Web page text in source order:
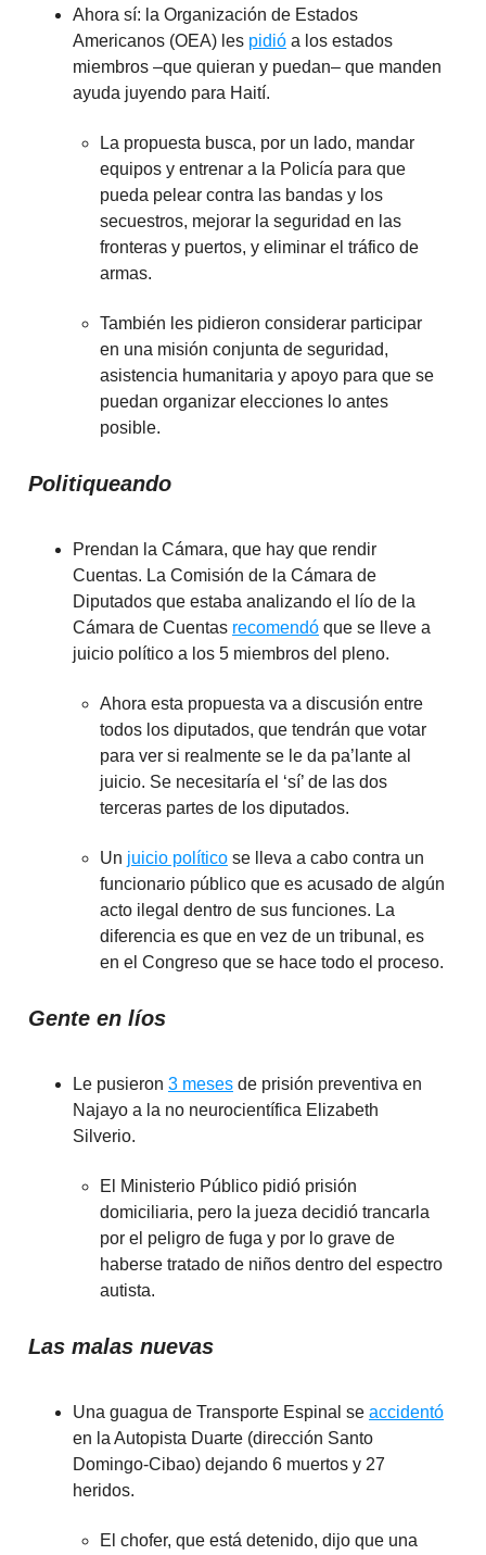
Ahora sí: la Organización de Estados
Americanos (OEA) les pidió a los estados
miembros –que quieran y puedan– que manden
ayuda juyendo para Haití.
La propuesta busca, por un lado, mandar
equipos y entrenar a la Policía para que
pueda pelear contra las bandas y los
secuestros, mejorar la seguridad en las
fronteras y puertos, y eliminar el tráfico de
armas.
También les pidieron considerar participar
en una misión conjunta de seguridad,
asistencia humanitaria y apoyo para que se
puedan organizar elecciones lo antes
posible.
Politiqueando
Prendan la Cámara, que hay que rendir
Cuentas. La Comisión de la Cámara de
Diputados que estaba analizando el lío de la
Cámara de Cuentas recomendó que se lleve a
juicio político a los 5 miembros del pleno.
Ahora esta propuesta va a discusión entre
todos los diputados, que tendrán que votar
para ver si realmente se le da pa’lante al
juicio. Se necesitaría el ‘sí’ de las dos
terceras partes de los diputados.
Un juicio político se lleva a cabo contra un
funcionario público que es acusado de algún
acto ilegal dentro de sus funciones. La
diferencia es que en vez de un tribunal, es
en el Congreso que se hace todo el proceso.
Gente en líos
Le pusieron 3 meses de prisión preventiva en
Najayo a la no neurocientífica Elizabeth
Silverio.
El Ministerio Público pidió prisión
domiciliaria, pero la jueza decidió trancarla
por el peligro de fuga y por lo grave de
haberse tratado de niños dentro del espectro
autista.
Las malas nuevas
Una guagua de Transporte Espinal se accidentó
en la Autopista Duarte (dirección Santo
Domingo-Cibao) dejando 6 muertos y 27
heridos.
El chofer, que está detenido, dijo que una